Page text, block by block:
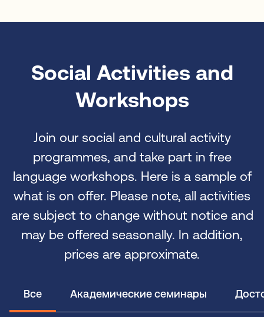
Social Activities and
Workshops
Join our social and cultural activity
programmes, and take part in free
language workshops. Here is a sample of
what is on offer. Please note, all activities
are subject to change without notice and
may be offered seasonally. In addition,
prices are approximate.
Все Академические семинары